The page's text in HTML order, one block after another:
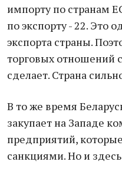
импорту по странам
по экспорту - 22. Это
экспорта страны.
торговых отношений
сделает. Страна
В то же время
закупает на Западе
предприятий,
санкциями. Но и